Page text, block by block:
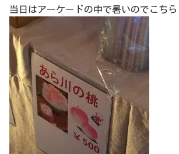
当日はアーケードの中で暑いのでこちら